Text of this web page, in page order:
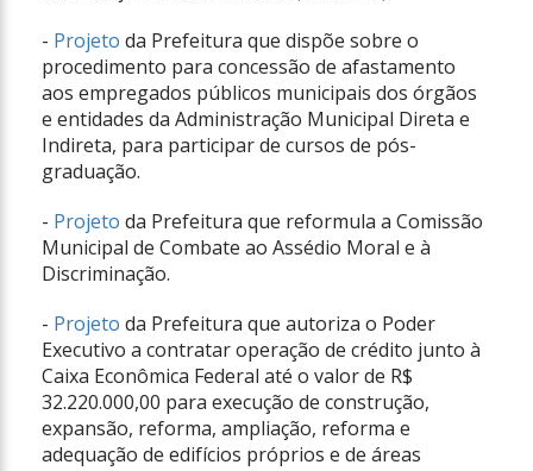
- Projeto da Prefeitura que dispõe sobre o
procedimento para concessão de afastamento
aos empregados públicos municipais dos órgãos
e entidades da Administração Municipal Direta e
Indireta, para participar de cursos de pós-
graduação.
- Projeto da Prefeitura que reformula a Comissão
Municipal de Combate ao Assédio Moral e à
Discriminação.
- Projeto da Prefeitura que autoriza o Poder
Executivo a contratar operação de crédito junto à
Caixa Econômica Federal até o valor de R$
32.220.000,00 para execução de construção,
expansão, reforma, ampliação, reforma e
adequação de edifícios próprios e de áreas